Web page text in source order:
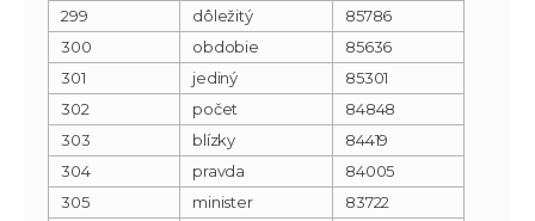
299 dôležitý
85786
300
obdobie
85636
301
jediný
85301
302
počet
84848
303
blízky
84419
304
pravda
84005
305
minister
83722